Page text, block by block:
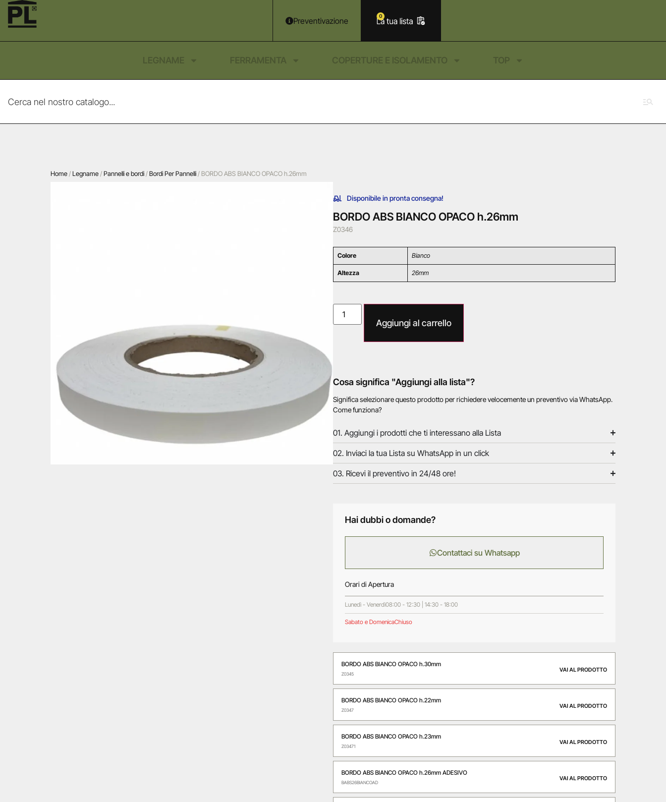
Preventivazione 0
LEGNAME FERRAMENTA COPERTURE E ISOLAMENTO TOP
Home /Legname /Pannelli e bordi /Bordi Per Pannelli / BORDO ABS BIANCO OPACO h.26mm
Disponibile in pronta consegna!
BORDO ABS BIANCO OPACO h.26mm
Z0346
Colore Bianco
Altezza 26mm
Aggiungi al carrello
Cosa significa "Aggiungi alla lista"?
Significa selezionare questo prodotto per richiedere velocemente un preventivo via WhatsApp.
Come funziona?
01. Aggiungi i prodotti che ti interessano alla Lista
02. Inviaci la tua Lista su WhatsApp in un click
03. Ricevi il preventivo in 24/48 ore!
Hai dubbi o domande?
Contattaci su Whatsapp
Orari di Apertura
Lunedì - Venerdì08:00 - 12:30 | 14:30 - 18:00
Sabato e DomenicaChiuso
BORDO ABS BIANCO OPACO h.30mm
Z0345
VAI AL PRODOTTO
BORDO ABS BIANCO OPACO h.22mm
Z0347
VAI AL PRODOTTO
BORDO ABS BIANCO OPACO h.23mm
Z03471
VAI AL PRODOTTO
BORDO ABS BIANCO OPACO h.26mm ADESIVO
BABS26BIANCOAD
VAI AL PRODOTTO